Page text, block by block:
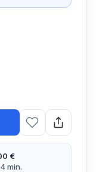
€
min.